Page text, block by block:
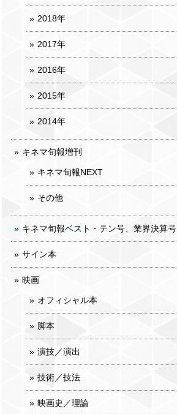
2018年
2017年
2016年
2015年
2014年
キネマ旬報増刊
キネマ旬報NEXT
その他
キネマ旬報ベスト・テン号、業界決算号
サイン本
映画
オフィシャル本
脚本
演技／演出
技術／技法
映画史／理論